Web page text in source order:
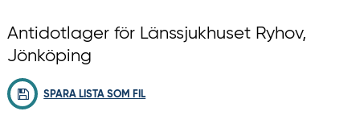
Antidotlager för Länssjukhuset Ryhov,
Jönköping
SPARA LISTA SOM FIL